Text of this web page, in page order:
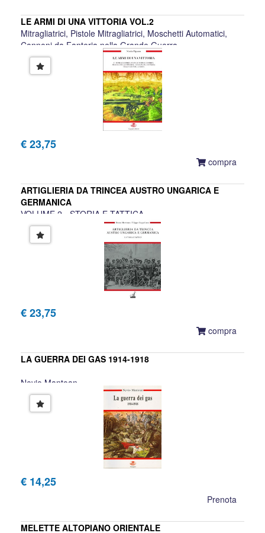
LE ARMI DI UNA VITTORIA VOL.2
Mitragliatrici, Pistole Mitragliatrici, Moschetti Automatici,
Cannoni da Fanteria nella Grande Guerra
Nicola Pignato
€ 23,75
compra
ARTIGLIERIA DA TRINCEA AUSTRO UNGARICA E
GERMANICA
VOLUME 2 - STORIA E TATTICA
Bruno Marcuzzo, Filippo Cappellano
€ 23,75
compra
LA GUERRA DEI GAS 1914-1918
Nevio Mantoan
€ 14,25
Prenota
MELETTE ALTOPIANO ORIENTALE